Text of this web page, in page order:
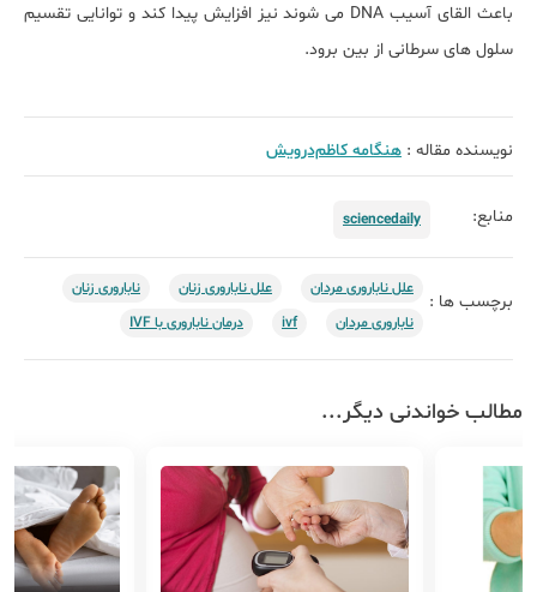
باعث القای آسیب DNA می شوند نیز افزایش پیدا کند و توانایی تقسیم
سلول های سرطانی از بین برود.
نویسنده مقاله : هنگامه کاظم‌درویش
منابع: sciencedaily
برچسب ها :
علل ناباروری مردان علل ناباروری زنان
ناباروری زنان
ناباروری مردان
ivf درمان ناباروری با IVF
مطالب خواندنی دیگر...